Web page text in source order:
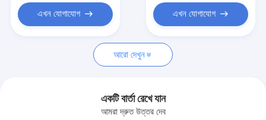
যোগাযোগ করুন
টাইগ টিআইজি এমএমএ ওয়েল্ডার
এখন যোগাযোগ এখন যোগাযোগ
আরো দেখুন
একটি বার্তা রেখে যান
আমরা দ্রুত উত্তর দেব